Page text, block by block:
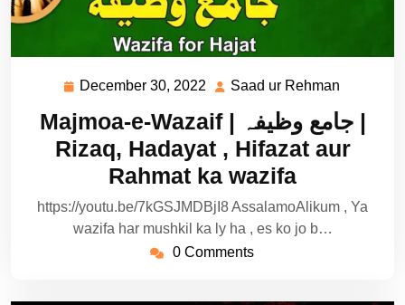
December 30, 2022 December
2022
Saad ur Rehman
Rehman
Majmoa-e-Wazaif | جامع وظیفہ |
Rizaq, Hadayat , Hifazat aur
Rahmat ka wazifa
https://youtu.be/7kGSJMDBjI8 AssalamoAlikum , Ya
wazifa har mushkil ka ly ha , es ko jo b…
0 Comments